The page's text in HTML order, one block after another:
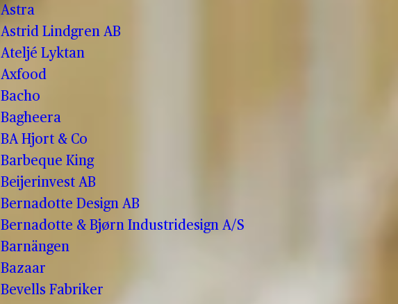
Astra
Astrid Lindgren AB
Ateljé Lyktan
Axfood
Bacho
Bagheera
BA Hjort & Co
Barbeque King
Beijerinvest AB
Bernadotte Design AB
Bernadotte & Bjørn Industridesign A/S
Barnängen
Bazaar
Bevells Fabriker